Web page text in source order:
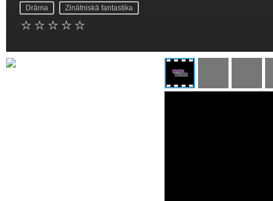
Drāma Zinātniskā fantastika